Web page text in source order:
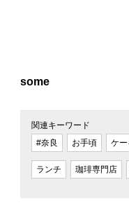
some
関連キーワード
#奈良
お手頃 ケー
ランチ 珈琲専門店